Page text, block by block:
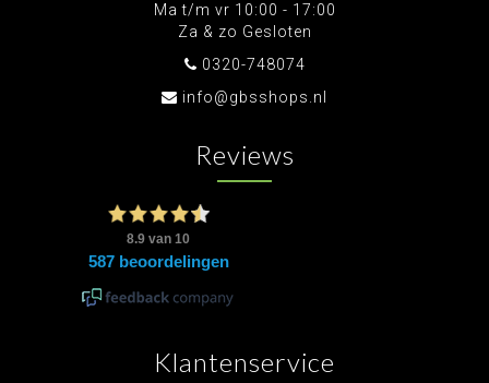
Ma t/m vr 10:00 - 17:00
Za & zo Gesloten
0320-748074
info@gbsshops.nl
Reviews
Klantenservice